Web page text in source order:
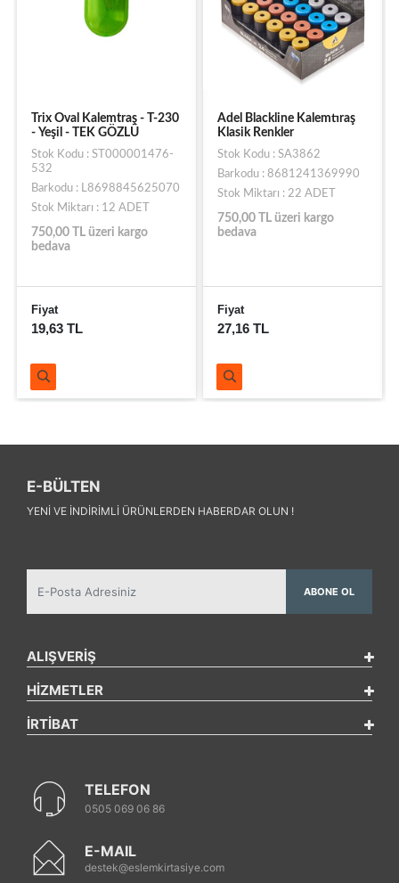
Adel Blackline Kalemtıraş
Klasik Renkler
Stok Kodu : SA3862
Barkodu : 8681241369990
Stok Miktarı : 22 ADET
bedava
Fiyat
27,16 TL
Ark Hazneli Çiftli Kalemtraş
- Mor
Stok Kodu : SA059364-
79719
Barkodu : C8690857817054
750,00 TL üzeri kargo
Fiyat
11,45 TL
E-BÜLTEN
YENI VE INDIRIMLI ÜRÜNLERDEN HABERDAR OLUN !
ABONE OL
ALIŞVERİŞ
HİZMETLER
İRTİBAT
TELEFON
0505 069 06 86
E-MAIL
destek@eslemkirtasiye.com